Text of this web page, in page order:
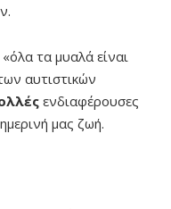
τα μυαλά είναι
αυτιστικών
ενδιαφέρουσες
μας ζωή.